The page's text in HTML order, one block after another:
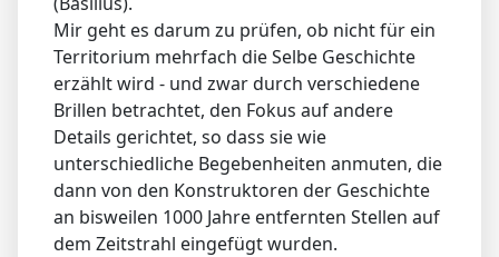
Mir geht es darum zu prüfen, ob nicht für ein
Territorium mehrfach die Selbe Geschichte
erzählt wird - und zwar durch verschiedene
Brillen betrachtet, den Fokus auf andere
Details gerichtet, so dass sie wie
unterschiedliche Begebenheiten anmuten, die
dann von den Konstruktoren der Geschichte
an bisweilen 1000 Jahre entfernten Stellen auf
dem Zeitstrahl eingefügt wurden.